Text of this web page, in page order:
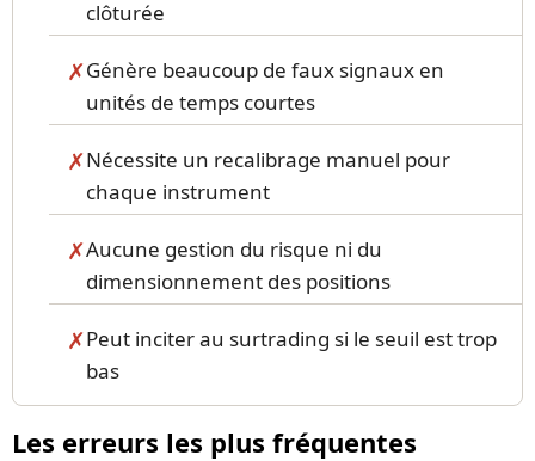
clôturée
Génère beaucoup de faux signaux en
unités de temps courtes
Nécessite un recalibrage manuel pour
chaque instrument
Aucune gestion du risque ni du
dimensionnement des positions
Peut inciter au surtrading si le seuil est trop
bas
Les erreurs les plus fréquentes